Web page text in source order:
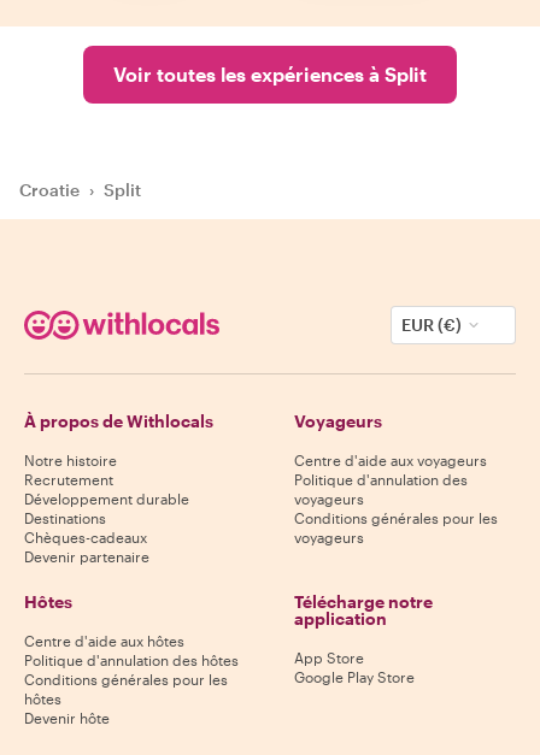
Voir toutes les expériences à Split
Croatie › Split
EUR (€)
À propos de Withlocals
Notre histoire
Recrutement
Développement durable
Destinations
Chèques-cadeaux
Devenir partenaire
Voyageurs
Centre d'aide aux voyageurs
Politique d'annulation des
voyageurs
Conditions générales pour les
voyageurs
Hôtes
Centre d'aide aux hôtes
Politique d'annulation des hôtes
Conditions générales pour les
hôtes
Devenir hôte
Télécharge notre
application
App Store
Google Play Store